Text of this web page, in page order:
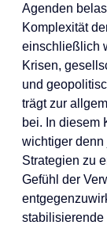
Agenden
Komplexität
einschließlich
Krisen,
und
trägt zur
bei. In diesem
wichtiger denn
Strategien zu
Gefühl der
stabilisierende